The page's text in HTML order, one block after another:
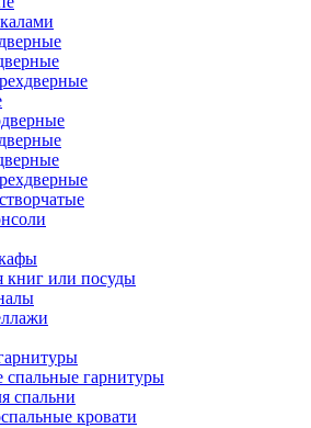
или посуды
гарнитуры
спальни
кровати